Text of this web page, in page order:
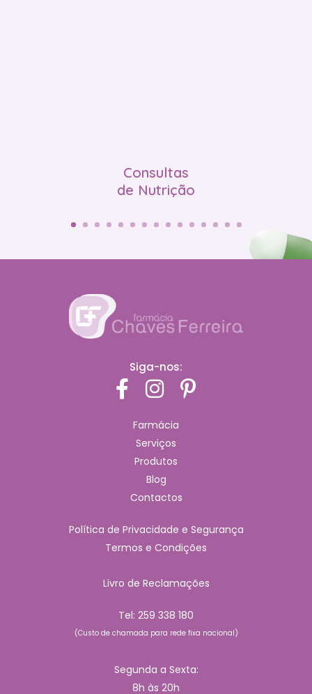
Consultas
de Nutrição
Siga-nos:
Farmácia
Serviços
Produtos
Blog
Contactos
Política de Privacidade e Segurança
Termos e Condições
Livro de Reclamações
Tel: 259 338 180
(Custo de chamada para rede fixa nacional)
Segunda a Sexta:
8h às 20h